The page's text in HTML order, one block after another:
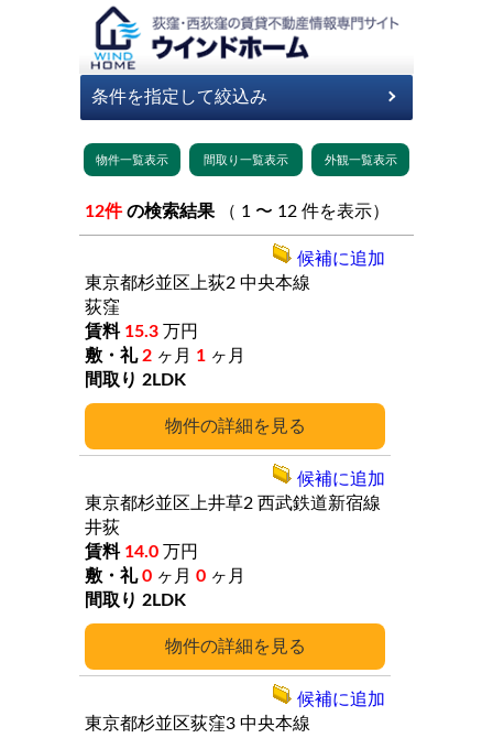
12件 の検索結果 （ 1 〜 12 件を表示）
詳細
東京都杉並区上荻2 中央本線
荻窪
15.3 万円
2 ヶ月 1 ヶ月
2LDK
候補に追加
詳細
東京都杉並区上井草2 西武鉄道新宿線
井荻
14.0 万円
0 ヶ月 0 ヶ月
2LDK
候補に追加
東京都杉並区荻窪3 中央本線
候補に追加